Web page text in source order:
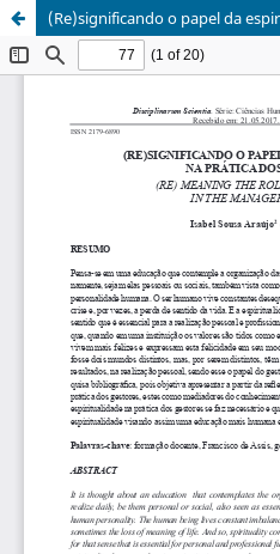
(Re)significando o papel da